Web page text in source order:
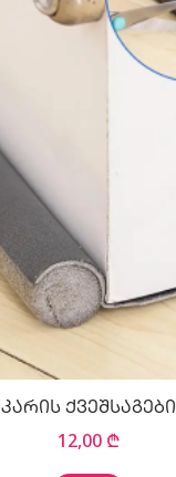
კარის ქვეშსაგები
12,00 ₾